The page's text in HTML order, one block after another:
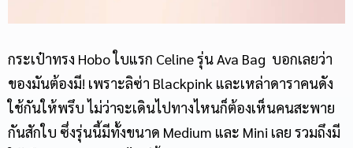
กระเป๋าทรง Hoboใบแรก Celine รุ่น Ava Bag บอกเลยว่า
ของมันต้องมี! เพราะลิซ่า Blackpink และเหล่าดาราคนดัง
ใช้กันให้พรึบ ไม่ว่าจะเดินไปทางไหนก็ต้องเห็นคนสะพาย
กันสักใบ ซึ่งรุ่นนี้มีทั้งขนาด Medium และ Mini เลย รวมถึงมี